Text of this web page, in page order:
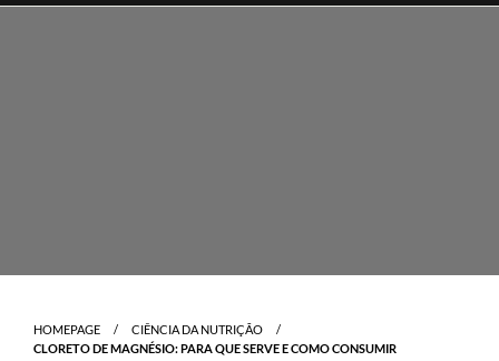
Skip
HOMEPAGE
CIÊNCIA DA NUTRIÇÃO
CLORETO DE MAGNÉSIO: PARA QUE SERVE E COMO CONSUMIR